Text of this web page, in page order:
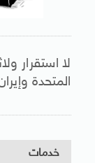
لا استقرار
المتحدة
خدمات